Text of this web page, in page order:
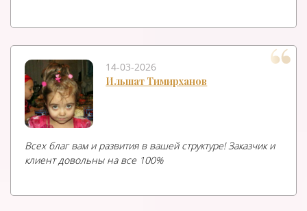
14-03-2026
Ильшат Тимирханов
Всех благ вам и развития в вашей структуре! Заказчик и
клиент довольны на все 100%